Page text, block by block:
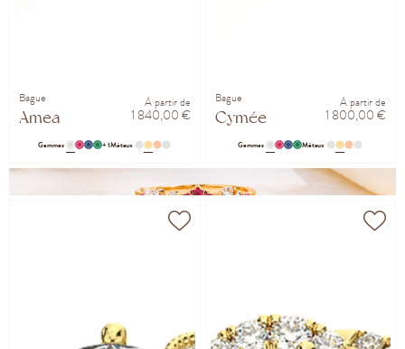
Bague
Amea
À partir de
1 840,00 €
Gemmes + 1Métaux
Bague
Cymée
À partir de
1 800,00 €
Gemmes Métaux